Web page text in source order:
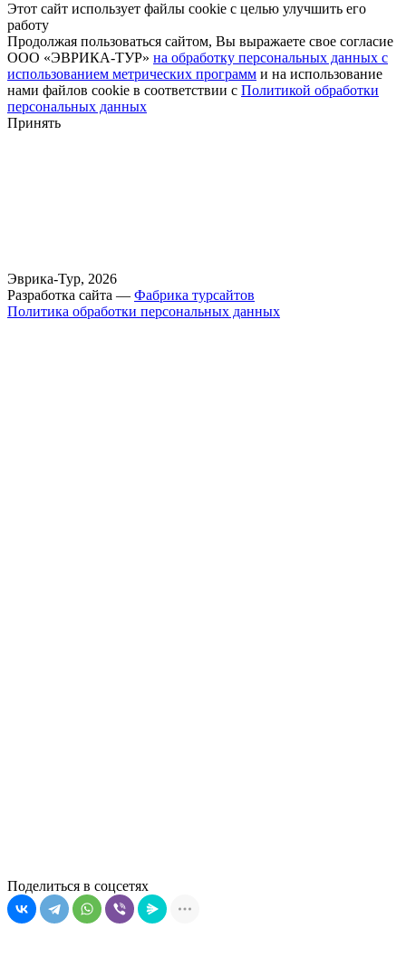
Этот сайт использует файлы cookie с целью улучшить его
работу
Продолжая пользоваться сайтом, Вы выражаете свое согласие
ООО «ЭВРИКА-ТУР» на обработку персональных данных с
использованием метрических программ и на использование
нами файлов cookie в соответствии с Политикой обработки
персональных данных
Принять
Эврика-Тур, 2026
Разработка сайта — Фабрика турсайтов
Политика обработки персональных данных
Поделиться в соцсетях